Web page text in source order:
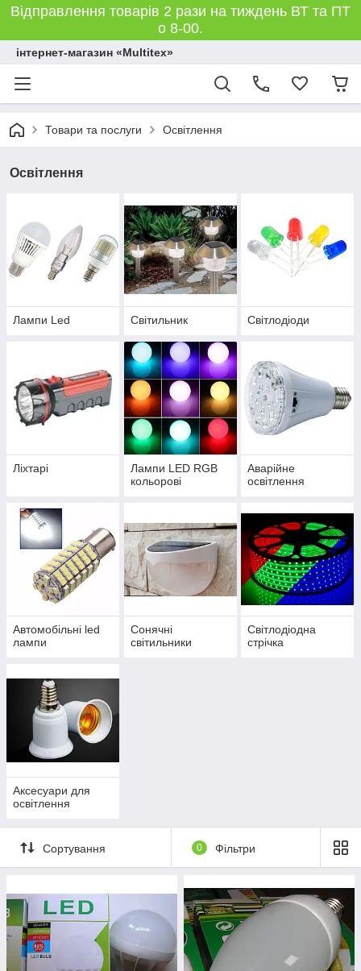
Відправлення товарів 2 рази на тиждень ВТ та ПТ
о 8-00.
інтернет-магазин «Multitex»
Товари та послуги Освітлення
Освітлення
Лампи Led Світильник Світлодіоди
Ліхтарі
Лампи LED RGB
кольорові
Аварійне
освітлення
Автомобільні led
лампи
Сонячні
світильники
Світлодіодна
стрічка
Аксесуари для
освітлення
Сортування 0 Фільтри